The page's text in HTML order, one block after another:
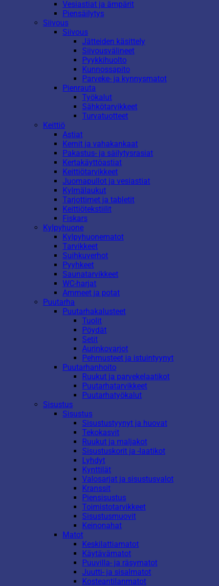
Vesiastiat ja ämpärit
Piensäilytys
Siivous
Siivous
Jätteiden käsittely
Siivousvälineet
Pyykkihuolto
Kunnossapito
Parveke- ja kynnysmatot
Pienrauta
Työkalut
Sähkötarvikkeet
Turvatuotteet
Keittiö
Astiat
Kernit ja vahakankaat
Pakastus- ja säilytysrasiat
Kertakäyttöastiat
Keittiötarvikkeet
Juomapullot ja vesiastiat
Kylmälaukut
Tarjottimet ja tabletit
Keittiötekstiilit
Fiskars
Kylpyhuone
Kylpyhuonematot
Tarvikkeet
Suihkuverhot
Pyyhkeet
Saunatarvikkeet
WC-harjat
Ammeet ja potat
Puutarha
Puutarhakalusteet
Tuolit
Pöydät
Setit
Aurinkovarjot
Pehmusteet ja istuintyynyt
Puutarhanhoito
Ruukut ja parvekelaatikot
Puutarhatarvikkeet
Puutarhatyökalut
Sisustus
Sisustus
Sisustustyynyt ja huovat
Tekokasvit
Ruukut ja maljakot
Sisustuskorit ja -laatikot
Lyhdyt
Kynttilät
Valosarjat ja sisustusvalot
Kranssit
Piensisustus
Toimistotarvikkeet
Sisustusmuovit
Keinonahat
Matot
Keskilattiamatot
Käytävämatot
Puuvilla- ja räsymatot
Juutti- ja sisalmatot
Kosteantilanmatot